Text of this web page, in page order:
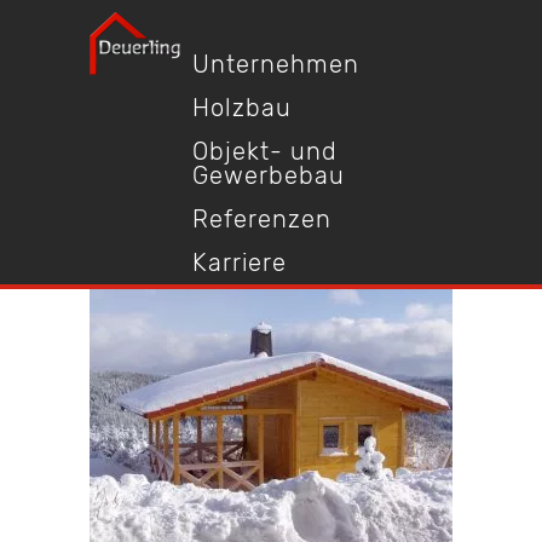
Unternehmen
Holzbau
Objekt- und
Gewerbebau
Referenzen
Karriere